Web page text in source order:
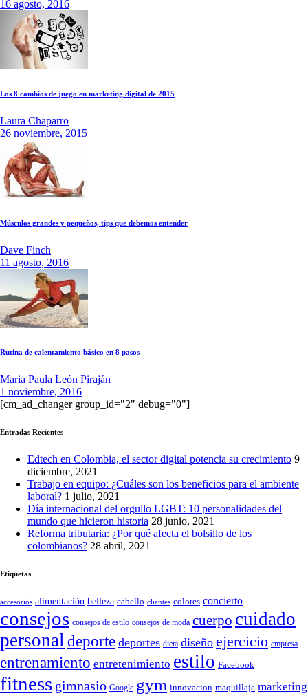
16 agosto, 2016
Los 8 cambios de juego en marketing digital de 2015
Laura Chaparro
26 noviembre, 2015
Músculos grandes y pequeños, tips que debemos entender
Dave Finch
11 agosto, 2016
Rutina de calentamiento básico en 8 pasos
Maria Paula León Piraján
1 noviembre, 2016
[cm_ad_changer group_id="2" debug="0"]
Entradas Recientes
Edtech en Colombia, el sector digital potencia su crecimiento 9
diciembre, 2021
Trabajo en equipo: ¿Cuáles son los beneficios para el ambiente
laboral? 1 julio, 2021
Día internacional del orgullo LGBT: 10 personalidades del
mundo que hicieron historia 28 junio, 2021
Reforma tributaria: ¿Por qué afecta el bolsillo de los
colombianos? 28 abril, 2021
Etiquetas
accesorios alimentación belleza cabello clientes colores concierto
consejos consejos de estilo consejos de moda cuerpo cuidado
personal deporte deportes dieta diseño ejercicio empresa
entrenamiento entretenimiento estilo Facebook
fitness gimnasio Google gym innovacion maquillaje marketing